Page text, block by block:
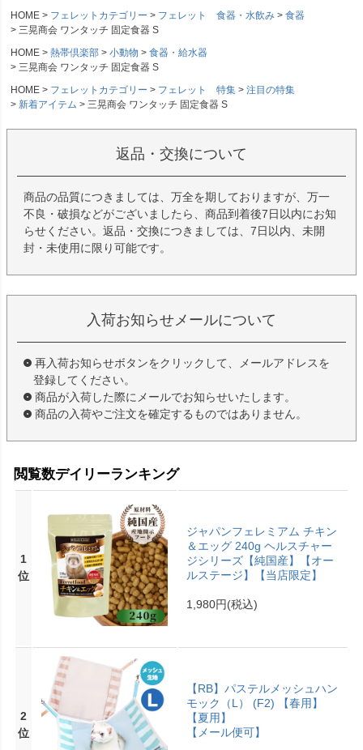
HOME フェレットカテゴリー フェレット 食器・水飲み
食器
三晃商会 ワンタッチ 固定食器 S
HOME
熱帯倶楽部 小動物
食器・給水器
三晃商会 ワンタッチ 固定食器 S
HOME
フェレットカテゴリー フェレット 特集
注目の特集
新着アイテム
三晃商会 ワンタッチ 固定食器 S
返品・交換について
商品の品質につきましては、万全を期しておりますが、万一
不良・破損などがございましたら、商品到着後7日以内にお知
らせください。返品・交換につきましては、7日以内、未開
封・未使用に限り可能です。
入荷お知らせメールについて
再入荷お知らせボタンをクリックして、メールアドレスを
登録してください。
商品が入荷した際にメールでお知らせいたします。
商品の入荷やご注文を確定するものではありません。
閲覧数デイリーランキング
1
位
ジャパンフェレミアム チキン
＆エッグ 240g ヘルスチャー
ジシリーズ【純国産】【オー
ルステージ】【当店限定】
1,980円(税込)
2
位
【RB】パステルメッシュハン
モック（L） (F2) 【春用】
【夏用】
【メール便可】